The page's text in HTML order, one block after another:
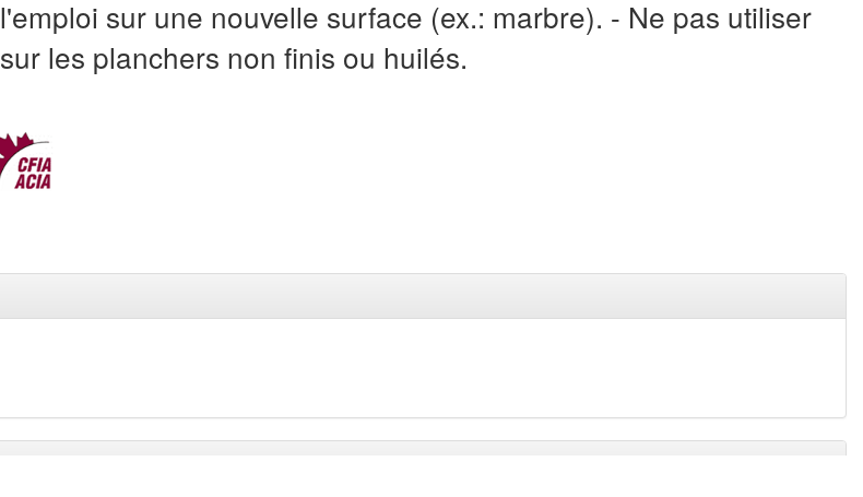
l'emploi sur une nouvelle surface (ex.: marbre). - Ne pas utiliser
sur les planchers non finis ou huilés.